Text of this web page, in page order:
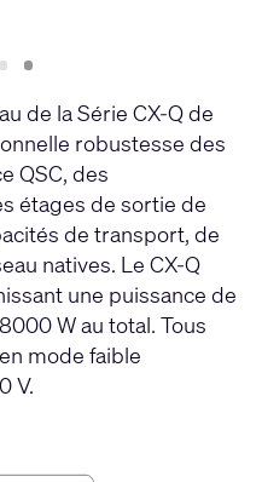
Slide
1 Slide
2
de la Série CX-Q de
robustesse des
QSC, des
étages de sortie de
de transport, de
natives. Le CX-Q
une puissance de
W au total. Tous
mode faible
V.